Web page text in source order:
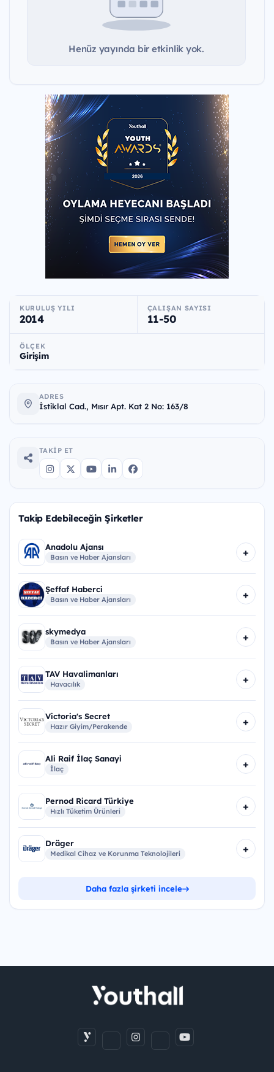
Henüz yayında bir etkinlik yok.
KURULUŞ YILI
2014
ÇALIŞAN SAYISI
11-50
ÖLÇEK
Girişim
ADRES
İstiklal Cad., Mısır Apt. Kat 2 No: 163/8
TAKIP ET
Takip Edebileceğin Şirketler
Anadolu Ajansı
Basın ve Haber Ajansları +
Şeffaf Haberci
Basın ve Haber Ajansları +
skymedya
Basın ve Haber Ajansları +
TAV Havalimanları
Havacılık +
Victoria's Secret
Hazır Giyim/Perakende +
Ali Raif İlaç Sanayi
İlaç +
Pernod Ricard Türkiye
Hızlı Tüketim Ürünleri +
Dräger
Medikal Cihaz ve Korunma Teknolojileri +
Daha fazla şirketi incele